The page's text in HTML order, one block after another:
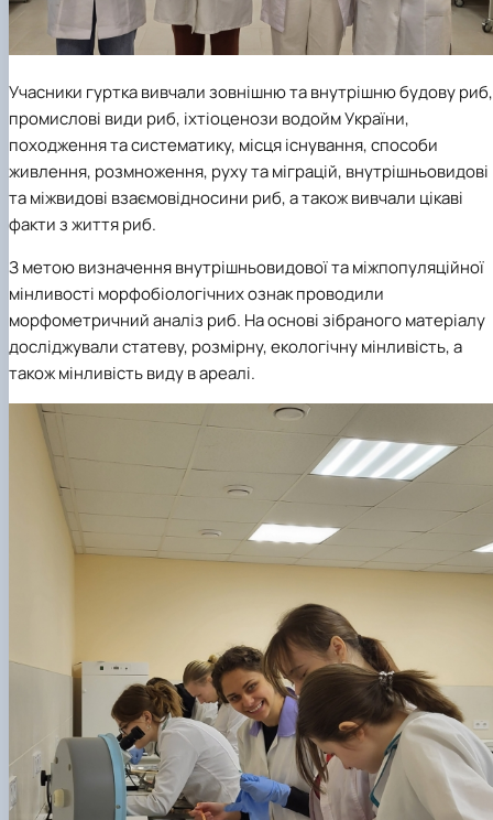
Учасники гуртка вивчали зовнішню та внутрішню будову риб,
промислові види риб, іхтіоценози водойм України,
походження та систематику, місця існування, способи
живлення, розмноження, руху та міграцій, внутрішньовидові
та міжвидові взаємовідносини риб, а також вивчали цікаві
факти з життя риб.
З метою визначення внутрішньовидової та міжпопуляційної
мінливості морфобіологічних ознак проводили
морфометричний аналіз риб. На основі зібраного матеріалу
досліджували статеву, розмірну, екологічну мінливість, а
також мінливість виду в ареалі.